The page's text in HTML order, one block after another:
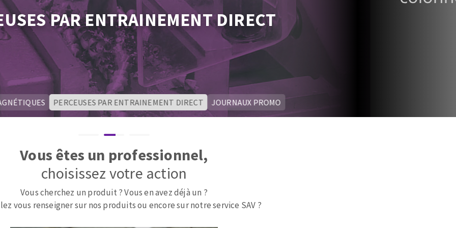
à profil
diamantés
Système auto-nivelant à cale
Système auto-nivelant à vis
Pose des joints
Nettoyage
ABRASIFS APPLIQUÉS
PAR ENTRAINEMENT DIRECT
PERCEUSES PAR ENTRAINEMENT DIRECT JOURNAUX PROMO
Vous êtes un professionnel,
choisissez votre action
Vous cherchez un produit ? Vous en avez déjà un ?
vous renseigner sur nos produits ou encore sur notre service SAV ?